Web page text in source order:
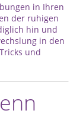
in Ihren
der ruhigen
hin und
in den
und